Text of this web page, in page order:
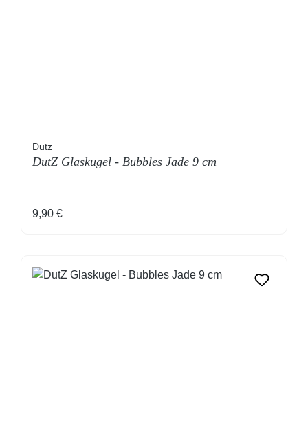
Dutz
DutZ Glaskugel - Bubbles Jade 9 cm
Regulärer Preis:
9,90 €